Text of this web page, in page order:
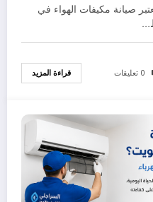
صيانة مكيفات الهواء في
0 تعليقات قراءة المزيد